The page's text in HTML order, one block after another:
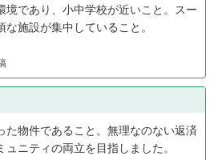
境であり、小中学校が近いこと。スー
施設が集中していること。
た物件であること。無理なのない返済
ニティの両立を目指しました。